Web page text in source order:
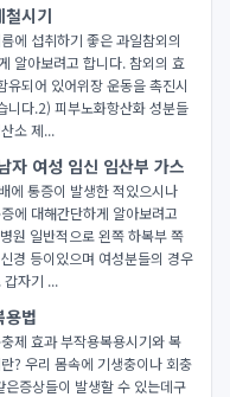
시기
에 섭취하기 좋은 과일참외의
알아보려고 합니다. 참외의 효
되어 있어위장 운동을 촉진시
니다.2) 피부노화항산화 성분들
소 제...
자 여성 임신 임산부 가스
에 통증이 발생한 적있으시나
에 대해간단하게 알아보려고
원 일반적으로 왼쪽 하복부 쪽
경 등이있으며 여성분들의 경우
갑자기 ...
용법
제 효과 부작용복용시기와 복
? 우리 몸속에 기생충이나 회충
증상들이 발생할 수 있는데구